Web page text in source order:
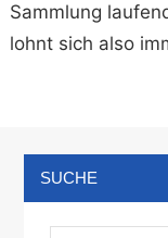
Sammlung
lohnt sich also
SUCHE